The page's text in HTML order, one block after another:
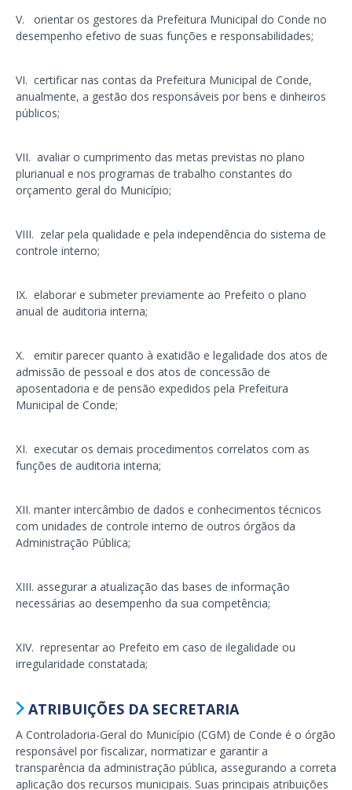
V. orientar os gestores da Prefeitura Municipal do Conde no
desempenho efetivo de suas funções e responsabilidades;
VI. certificar nas contas da Prefeitura Municipal de Conde,
anualmente, a gestão dos responsáveis por bens e dinheiros
públicos;
VII. avaliar o cumprimento das metas previstas no plano
plurianual e nos programas de trabalho constantes do
orçamento geral do Município;
VIII. zelar pela qualidade e pela independência do sistema de
controle interno;
IX. elaborar e submeter previamente ao Prefeito o plano
anual de auditoria interna;
X. emitir parecer quanto à exatidão e legalidade dos atos de
admissão de pessoal e dos atos de concessão de
aposentadoria e de pensão expedidos pela Prefeitura
Municipal de Conde;
XI. executar os demais procedimentos correlatos com as
funções de auditoria interna;
XII. manter intercâmbio de dados e conhecimentos técnicos
com unidades de controle interno de outros órgãos da
Administração Pública;
XIII. assegurar a atualização das bases de informação
necessárias ao desempenho da sua competência;
XIV. representar ao Prefeito em caso de ilegalidade ou
irregularidade constatada;
ATRIBUIÇÕES DA SECRETARIA
A Controladoria-Geral do Município (CGM) de Conde é o órgão
responsável por fiscalizar, normatizar e garantir a
transparência da administração pública, assegurando a correta
aplicação dos recursos municipais. Suas principais atribuições